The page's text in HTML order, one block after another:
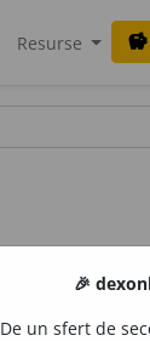
Resurse savings
🎉
De un sfert de